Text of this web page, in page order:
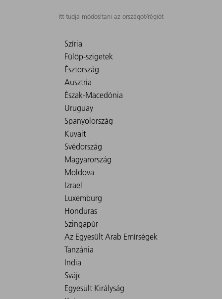
Itt tudja módosítani az országot/régiót